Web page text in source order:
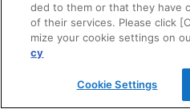
折戸ドア(錠
居室タイプ
ded to them or that they have
of their services. Please click
mize your cookie settings on
cy
Cookie Settings